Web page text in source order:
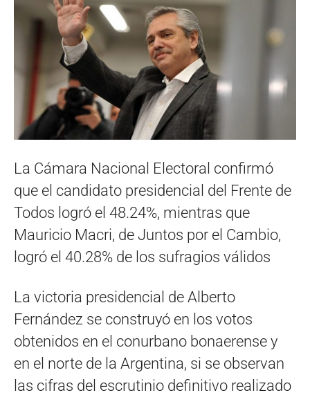
La Cámara Nacional Electoral confirmó
que el candidato presidencial del Frente de
Todos logró el 48.24%, mientras que
Mauricio Macri, de Juntos por el Cambio,
logró el 40.28% de los sufragios válidos
La victoria presidencial de Alberto
Fernández se construyó en los votos
obtenidos en el conurbano bonaerense y
en el norte de la Argentina, si se observan
las cifras del escrutinio definitivo realizado